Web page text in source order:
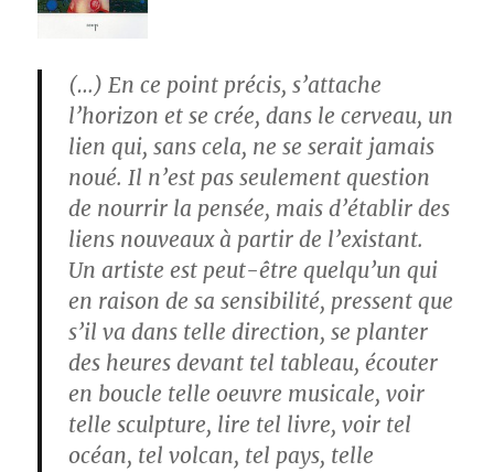
(…) En ce point précis, s’attache
l’horizon et se crée, dans le cerveau, un
lien qui, sans cela, ne se serait jamais
noué. Il n’est pas seulement question
de nourrir la pensée, mais d’établir des
liens nouveaux à partir de l’existant.
Un artiste est peut-être quelqu’un qui
en raison de sa sensibilité, pressent que
s’il va dans telle direction, se planter
des heures devant tel tableau, écouter
en boucle telle oeuvre musicale, voir
telle sculpture, lire tel livre, voir tel
océan, tel volcan, tel pays, telle